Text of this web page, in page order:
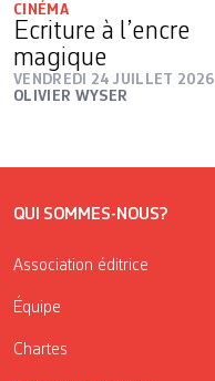
CINÉMA
Ecriture à l’encre
magique
VENDREDI 24 JUILLET 2026
OLIVIER WYSER
QUI SOMMES-NOUS?
Association éditrice
Équipe
Chartes